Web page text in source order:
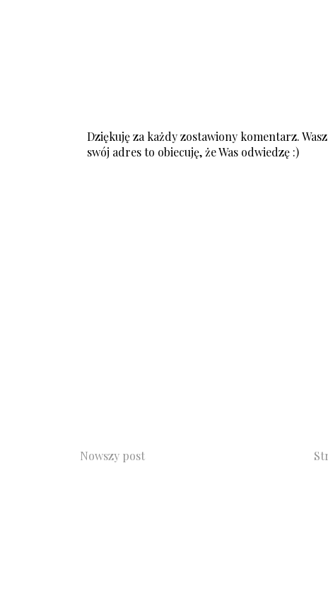
Dziękuję za każdy zostawiony komentarz.
swój adres to obiecuję, że Was odwiedzę :)
Nowszy post